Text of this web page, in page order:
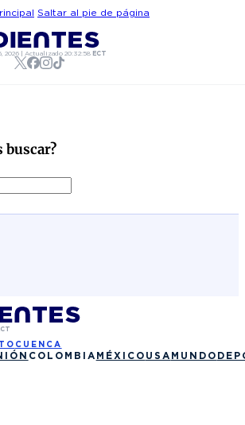
Saltar al pie de página
2026| Actualizado 20:32:58 ECT
buscar?
CUENCA
COLOMBIA MÉXICO USA MUNDO